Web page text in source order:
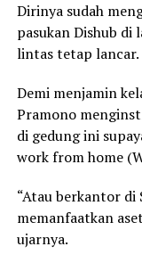
Dirinya sudah
pasukan Dishub di
lintas tetap lancar.
Demi menjamin
Pramono
di gedung ini
work from home
“Atau berkantor di
memanfaatkan
ujarnya.